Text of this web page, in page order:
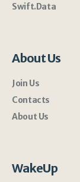
Swift.Data
About Us
Join Us
Contacts
About Us
WakeUp